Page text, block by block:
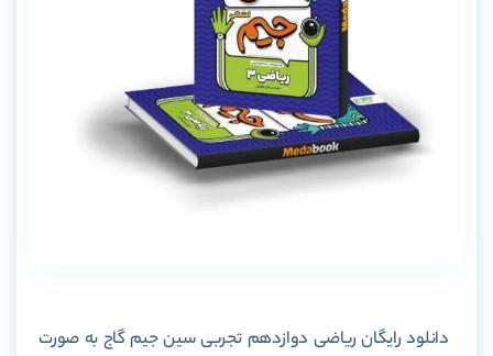
دانلود رایگان ریاضی دوازدهم تجربی سین جیم گاج به صورت